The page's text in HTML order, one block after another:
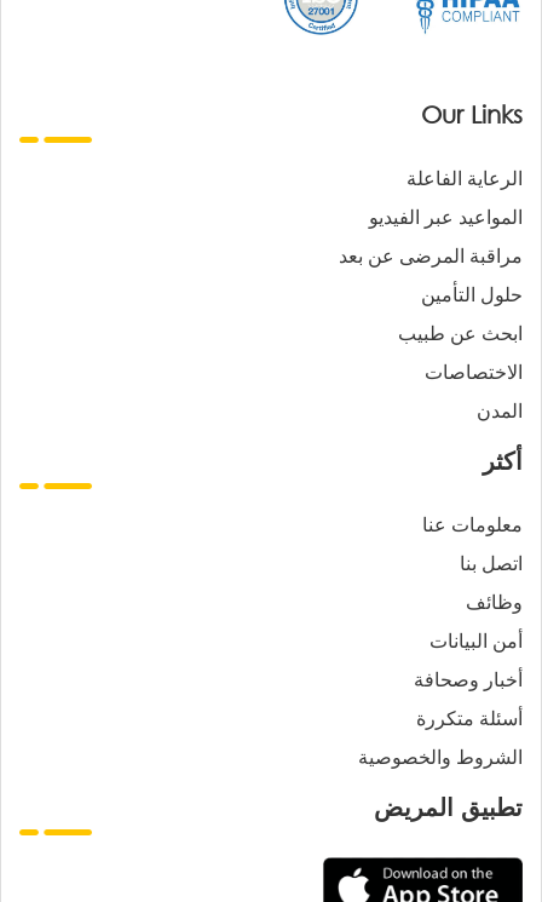
Our Links
الرعاية الفاعلة
المواعيد عبر الفيديو
مراقبة المرضى عن بعد
حلول التأمين
ابحث عن طبيب
الاختصاصات
المدن
أكثر
معلومات عنا
اتصل بنا
وظائف
أمن البيانات
أخبار وصحافة
أسئلة متكررة
الشروط والخصوصية
تطبيق المريض